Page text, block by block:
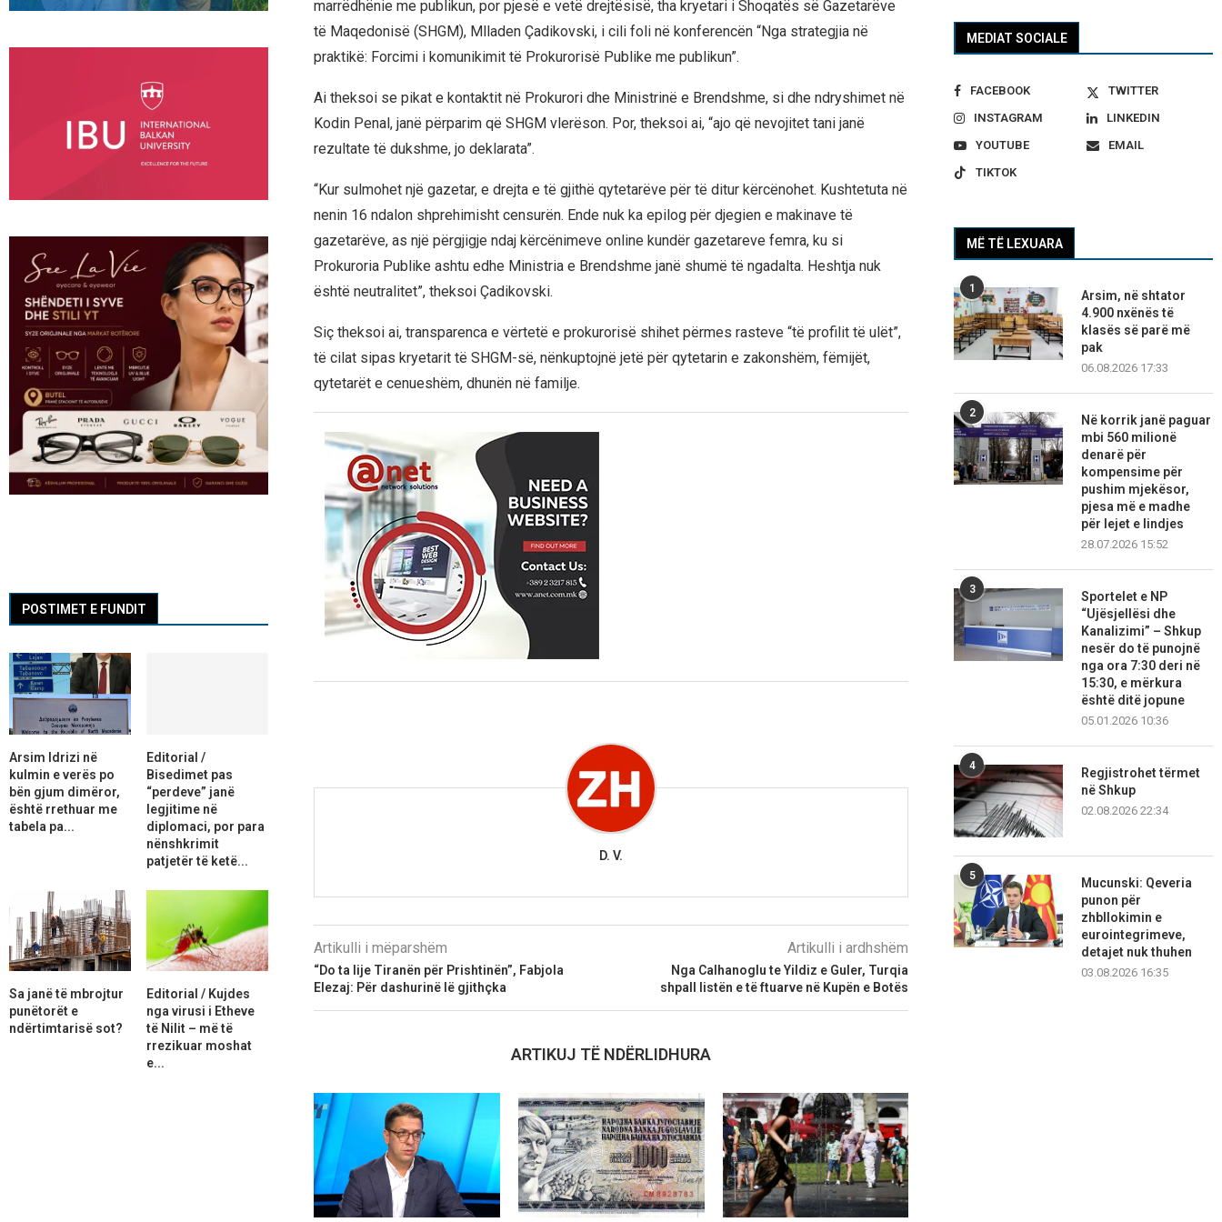
marrëdhënie me publikun, por pjesë e vetë drejtësisë, tha kryetari i Shoqatës së Gazetarëve
të Maqedonisë (SHGM), Mlladen Çadikovski, i cili foli në konferencën “Nga strategjia në
praktikë: Forcimi i komunikimit të Prokurorisë Publike me publikun”.
Ai theksoi se pikat e kontaktit në Prokurori dhe Ministrinë e Brendshme, si dhe ndryshimet në
Kodin Penal, janë përparim që SHGM vlerëson. Por, theksoi ai, “ajo që nevojitet tani janë
rezultate të dukshme, jo deklarata”.
“Kur sulmohet një gazetar, e drejta e të gjithë qytetarëve për të ditur kërcënohet. Kushtetuta në
nenin 16 ndalon shprehimisht censurën. Ende nuk ka epilog për djegien e makinave të
gazetarëve, as një përgjigje ndaj kërcënimeve online kundër gazetareve femra, ku si
Prokuroria Publike ashtu edhe Ministria e Brendshme janë shumë të ngadalta. Heshtja nuk
është neutralitet”, theksoi Çadikovski.
Siç theksoi ai, transparenca e vërtetë e prokurorisë shihet përmes rasteve “të profilit të ulët”,
të cilat sipas kryetarit të SHGM-së, nënkuptojnë jetë për qytetarin e zakonshëm, fëmijët,
qytetarët e cenueshëm, dhunën në familje.
D. V.
Artikulli i mëparshëm
“Do ta lije Tiranën për Prishtinën”, Fabjola
Elezaj: Për dashurinë lë gjithçka
Artikulli i ardhshëm
Nga Calhanoglu te Yildiz e Guler, Turqia
shpall listën e të ftuarve në Kupën e Botës
ARTIKUJ TË NDËRLIDHURA
MEDIAT SOCIALE
FACEBOOK
TWITTER
INSTAGRAM
LINKEDIN
YOUTUBE
EMAIL
TIKTOK
MË TË LEXUARA
1
Arsim, në shtator
4.900 nxënës të
klasës së parë më
pak
06.08.2026 17:33
2
Në korrik janë paguar
mbi 560 milionë
denarë për
kompensime për
pushim mjekësor,
pjesa më e madhe
për lejet e lindjes
28.07.2026 15:52
3
Sportelet e NP
“Ujësjellësi dhe
Kanalizimi” – Shkup
nesër do të punojnë
nga ora 7:30 deri në
15:30, e mërkura
është ditë jopune
05.01.2026 10:36
4
Regjistrohet tërmet
në Shkup
02.08.2026 22:34
5
Mucunski: Qeveria
punon për
zhbllokimin e
eurointegrimeve,
detajet nuk thuhen
03.08.2026 16:35
POSTIMET E FUNDIT
Arsim Idrizi në
kulmin e verës po
bën gjum dimëror,
është rrethuar me
tabela pa...
Editorial /
Bisedimet pas
“perdeve” janë
legjitime në
diplomaci, por para
nënshkrimit
patjetër të ketë...
Sa janë të mbrojtur
punëtorët e
ndërtimtarisë sot?
Editorial / Kujdes
nga virusi i Etheve
të Nilit – më të
rrezikuar moshat
e...